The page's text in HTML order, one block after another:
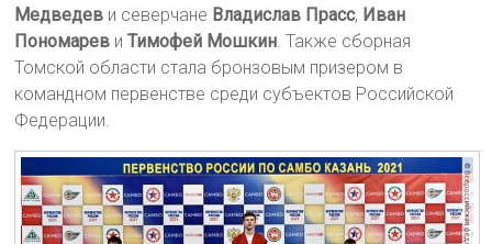
Медведев и северчане Владислав Прасс, Иван
Пономарев иТимофей Мошкин . Также сборная
Томской области стала бронзовым призером в
командном первенстве среди субъектов Российской
Федерации.